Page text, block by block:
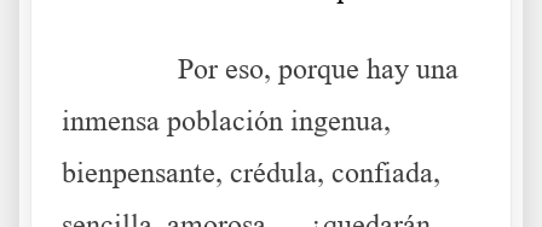
Por eso, porque hay una
inmensa población ingenua,
bienpensante, crédula, confiada,